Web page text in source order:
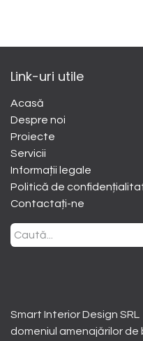
Link-uri utile
Acasă
Despre noi
​Proiecte
Servicii
Informații legale
Politică de
Contactați-ne
Smart Interior Design
domeniul amenajărilor de